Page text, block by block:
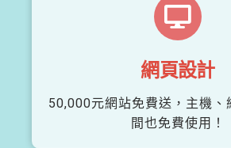
網頁設計
50,000元網站免費送，主機、
間也免費使用！